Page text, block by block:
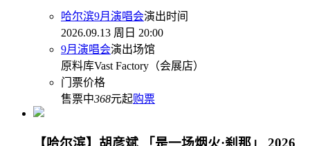
哈尔滨9月演唱会演出时间
2026.09.13 周日 20:00
9月演唱会演出场馆
原料库Vast Factory（会展店）
门票价格
售票中368元起购票